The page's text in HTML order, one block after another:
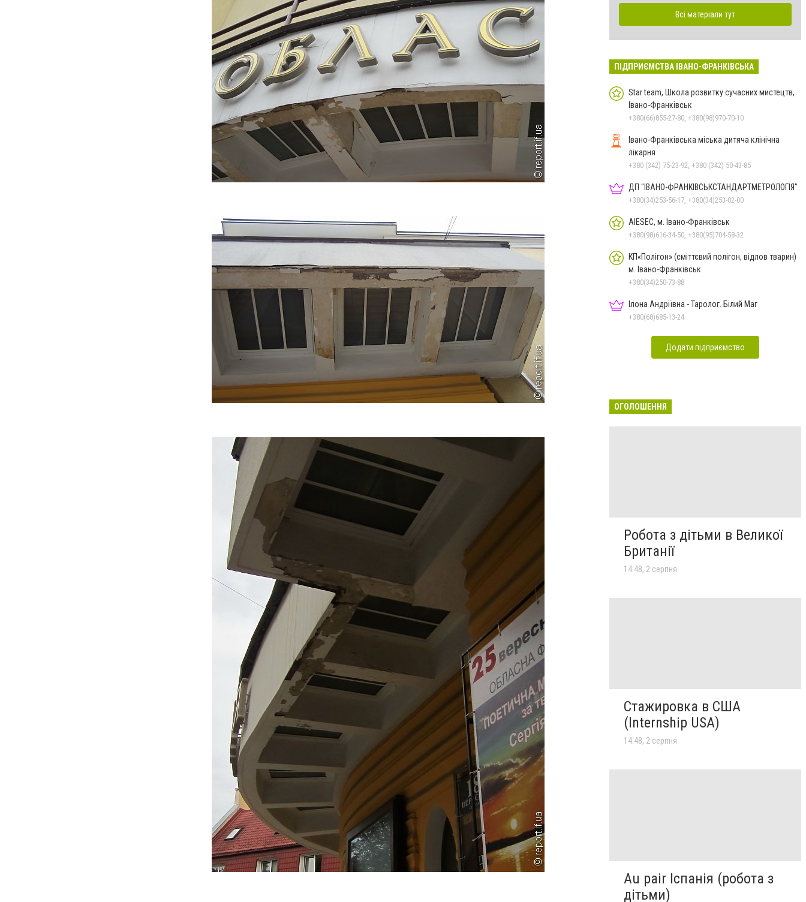
Всі матеріали тут
ПІДПРИЄМСТВА ІВАНО-ФРАНКІВСЬКА
Star team, Школа розвитку сучасних мистецтв,
Івано-Франківськ
+380(66)855-27-80, +380(98)970-70-10
Івано-Франківська міська дитяча клінічна
лікарня
+380 (342) 75-23-92, +380 (342) 50-43-85
ДП "ІВАНО-ФРАНКІВСЬК­СТАНДАРТ­МЕТРОЛОГІЯ"
+380(34)253-56-17, +380(34)253-02-00
AIESEC, м. Івано-Франківськ
+380(98)616-34-50, +380(95)704-58-32
КП«Полігон» (сміттєвий полігон, відлов тварин)
м. Івано-Франківськ
+380(34)250-73-88
Ілона Андріївна - Таролог. Білий Маг
+380(68)685-13-24
Додати підприємство
ОГОЛОШЕННЯ
Робота з дітьми в Великої
Британії
14:48, 2 серпня
Стажировка в США
(Internship USA)
14:48, 2 серпня
Au pair Іспанія (робота з
дітьми)